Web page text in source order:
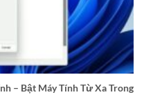
– Bật Máy Tính Từ Xa Trong